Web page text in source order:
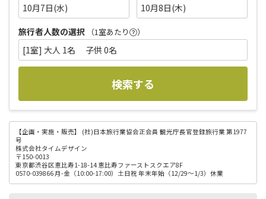
10月7日(水)
10月8日(木)
旅行者人数の選択
（1室あたり ）
[1室] 大人 1名 子供 0名
検索する
【企画・実施・販売】
(社)日本旅行業協会正会員 観光庁長官登録旅行業 第1977
号
株式会社タイムデザイン
〒150-0013
東京都渋谷区恵比寿1-18-14 恵比寿ファーストスクエア8F
0570-039866 月-金（10:00-17:00）土日祝 年末年始（12/29～1/3）休業